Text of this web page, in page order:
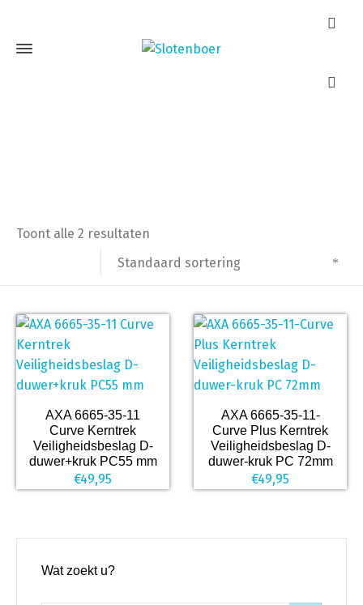
Toont alle 2 resultaten
Standaard sortering
AXA 6665-35-11
Curve Kerntrek
Veiligheidsbeslag D-
duwer+kruk PC55 mm
€49,95
AXA 6665-35-11-
Curve Plus Kerntrek
Veiligheidsbeslag D-
duwer-kruk PC 72mm
€49,95
Wat zoekt u?